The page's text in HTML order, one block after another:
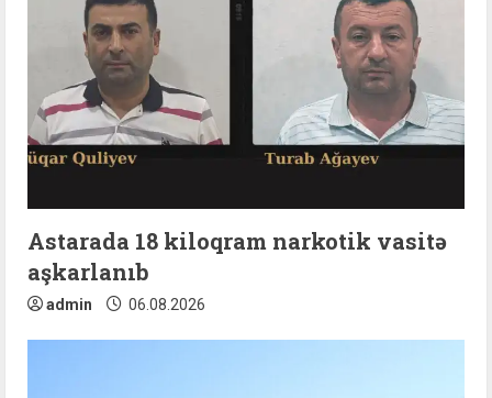
Astarada 18 kiloqram narkotik vasitə
aşkarlanıb
admin 06.08.2026